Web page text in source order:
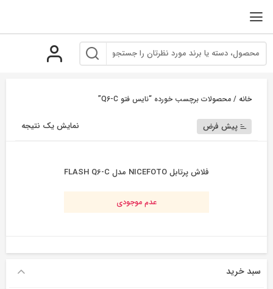
خانه / محصولات برچسب خورده “نایس فتو Q6-C”
نمایش یک نتیجه پیش فرض
فلاش پرتابل NICEFOTO مدل FLASH Q6-C
عدم موجودی
سبد خرید